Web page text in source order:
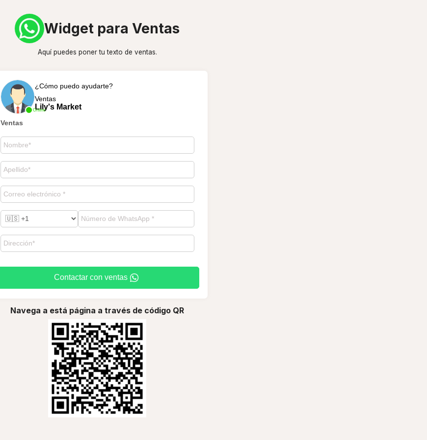
Widget para Ventas
Aquí puedes poner tu texto de ventas.
Online
¿Cómo puedo ayudarte?
Ventas
Lily's Market
Ventas
Contactar con ventas
Navega a está página a través de código QR